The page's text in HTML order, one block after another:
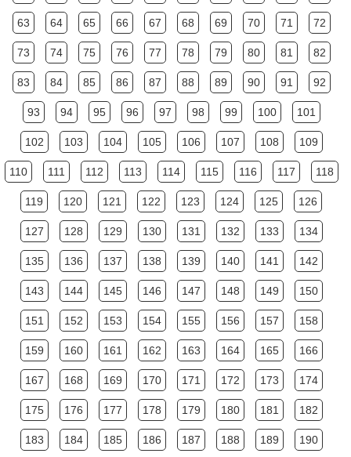
63 64 65 66 67 68 69 70 71 72
73 74 75 76 77 78 79 80 81 82
83 84 85 86 87 88 89 90 91 92
93 94 95 96 97 98 99 100 101
102 103 104 105 106 107 108 109
110 111 112 113 114 115 116 117 118
119 120 121 122 123 124 125 126
127 128 129 130 131 132 133 134
135 136 137 138 139 140 141 142
143 144 145 146 147 148 149 150
151 152 153 154 155 156 157 158
159 160 161 162 163 164 165 166
167 168 169 170 171 172 173 174
175 176 177 178 179 180 181 182
183 184 185 186 187 188 189 190